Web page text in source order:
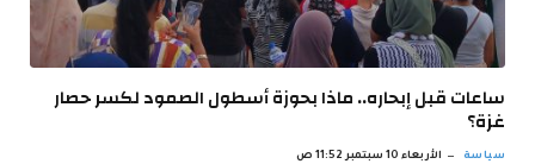
ساعات قبل إبحاره.. ماذا بحوزة أسطول الصمود لكسر حصار
غزة؟
سياسة الأربعاء 10 سبتمبر 11:52 ص